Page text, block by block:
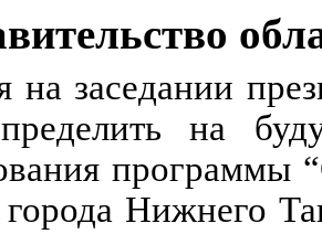
на заседании
на
программы
города Нижнего